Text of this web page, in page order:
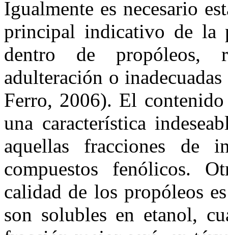
Igualmente es necesario
principal indicativo de la
dentro de propóleos,
adulteración o
Ferro, 2006). El contenido
una característica
aquellas fracciones de
compuestos fenólicos.
calidad de los propóleos
son solubles en etanol,